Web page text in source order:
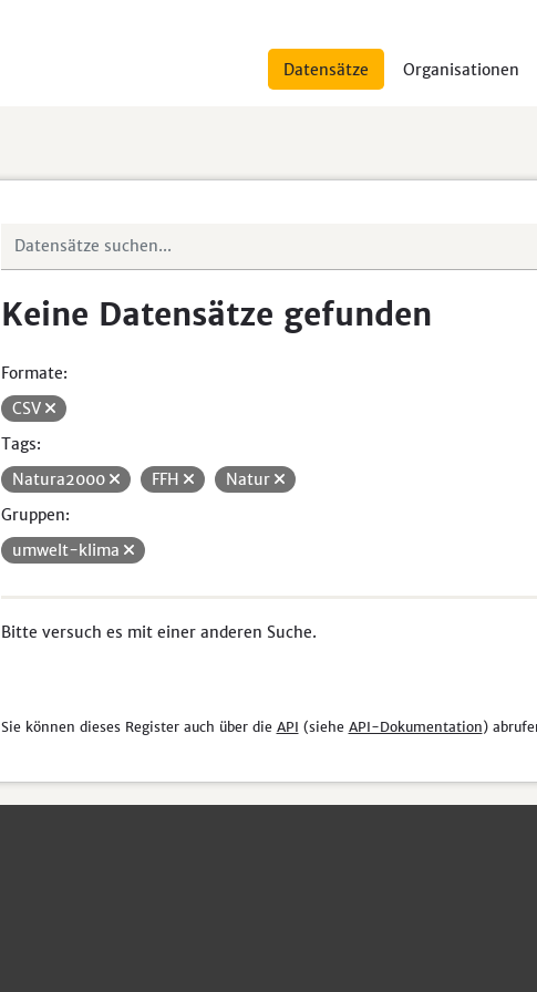
Datensätze Organisationen
Keine Datensätze gefunden
Formate:
CSV
Tags:
Natura2000
FFH
Natur
Gruppen:
umwelt-klima
Bitte versuch es mit einer anderen Suche.
Sie können dieses Register auch über die API (siehe API-Dokumentation)